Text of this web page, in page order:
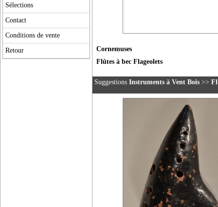
Sélections
Contact
Conditions de vente
Retour
Cornemuses
Flûtes à bec Flageolets
Suggestions Instruments à Vent Bois >>